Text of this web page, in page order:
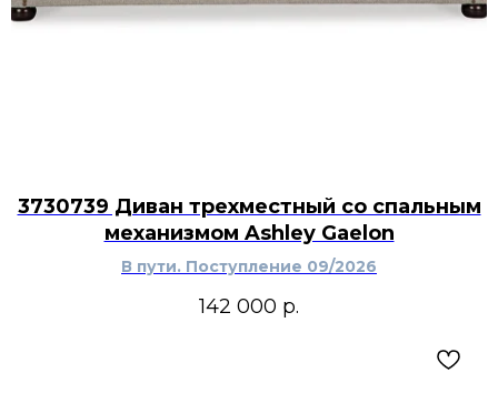
3730739 Диван трехместный со спальным
механизмом Ashley Gaelon
В пути. Поступление 09/2026
142 000 р.